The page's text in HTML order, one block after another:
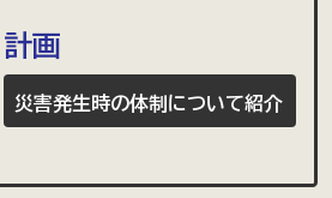
計画
災害発生時の体制について紹介